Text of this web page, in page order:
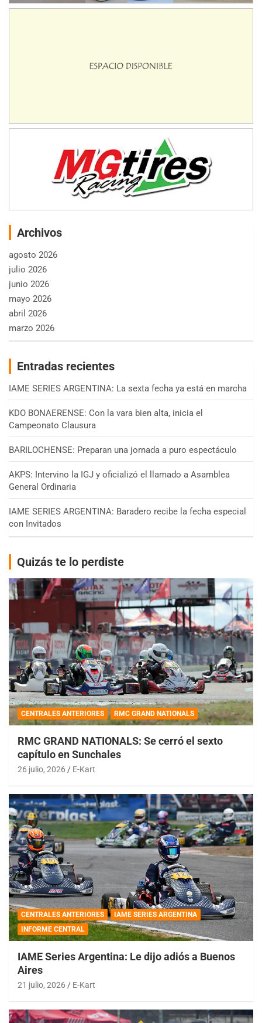
Archivos
agosto 2026
julio 2026
junio 2026
mayo 2026
abril 2026
marzo 2026
Entradas recientes
IAME SERIES ARGENTINA: La sexta fecha ya está en marcha
KDO BONAERENSE: Con la vara bien alta, inicia el
Campeonato Clausura
BARILOCHENSE: Preparan una jornada a puro espectáculo
AKPS: Intervino la IGJ y oficializó el llamado a Asamblea
General Ordinaria
IAME SERIES ARGENTINA: Baradero recibe la fecha especial
con Invitados
Quizás te lo perdiste
CENTRALES ANTERIORES RMC GRAND NATIONALS
RMC GRAND NATIONALS: Se cerró el sexto
capítulo en Sunchales
26 julio, 2026 E-Kart
CENTRALES ANTERIORES
IAME SERIES ARGENTINA
INFORME CENTRAL
IAME Series Argentina: Le dijo adiós a Buenos
Aires
21 julio, 2026 E-Kart